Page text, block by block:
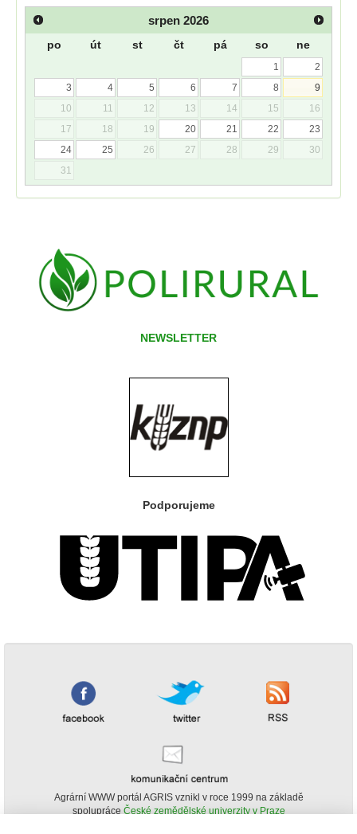
srpen 2026
po út st čt pá so ne
1
2
3
4 5 6 7 8
9
10
11 12 13 14 15
16
17
18 19 20 21 22
23
24
25 26 27 28 29
30
31
NEWSLETTER
Podporujeme
Agrární WWW portál AGRIS vznikl v roce 1999 na základě
spolupráce České zemědělské univerzity v Praze